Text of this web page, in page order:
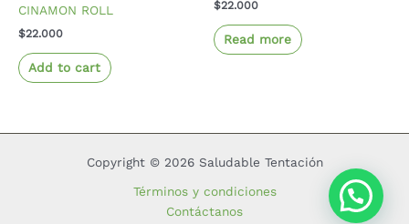
CINAMON ROLL
$22.000
Add to cart
$22.000
Read more
Copyright © 2026 Saludable Tentación
Términos y condiciones
Contáctanos